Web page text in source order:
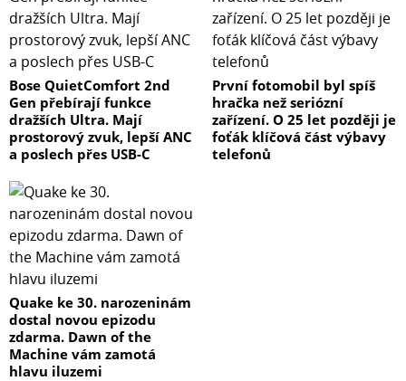
Bose QuietComfort 2nd
Gen přebírají funkce
dražších Ultra. Mají
prostorový zvuk, lepší ANC
a poslech přes USB-C
První fotomobil byl spíš
hračka než seriózní
zařízení. O 25 let později je
foťák klíčová část výbavy
telefonů
Quake ke 30. narozeninám
dostal novou epizodu
zdarma. Dawn of the
Machine vám zamotá
hlavu iluzemi